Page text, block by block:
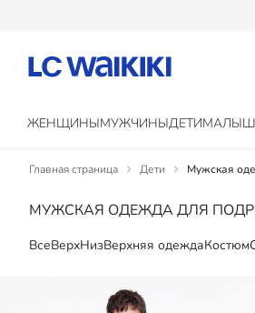
ЖЕНЩИНЫМУЖЧИНЫДЕТИМАЛЫШ
Главная страница Дети Мужская
МУЖСКАЯ ОДЕЖДА ДЛЯ
ВсеВерхНизВерхняя одеждаКостюм